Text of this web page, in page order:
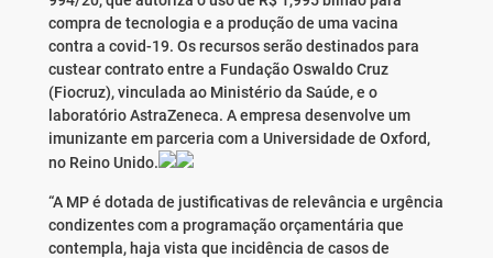
compra de tecnologia e a produção de uma vacina
contra a covid-19. Os recursos serão destinados para
custear contrato entre a Fundação Oswaldo Cruz
(Fiocruz), vinculada ao Ministério da Saúde, e o
laboratório AstraZeneca. A empresa desenvolve um
imunizante em parceria com a Universidade de Oxford,
no Reino Unido.
“A MP é dotada de justificativas de relevância e urgência
condizentes com a programação orçamentária que
contempla, haja vista que incidência de casos de